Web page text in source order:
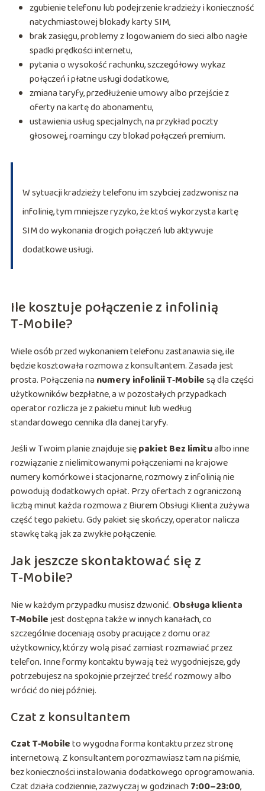
zgubienie telefonu lub podejrzenie kradzieży i konieczność
natychmiastowej blokady karty SIM,
brak zasięgu, problemy z logowaniem do sieci albo nagłe
spadki prędkości internetu,
pytania o wysokość rachunku, szczegółowy wykaz
połączeń i płatne usługi dodatkowe,
zmiana taryfy, przedłużenie umowy albo przejście z
oferty na kartę do abonamentu,
ustawienia usług specjalnych, na przykład poczty
głosowej, roamingu czy blokad połączeń premium.
W sytuacji kradzieży telefonu im szybciej zadzwonisz na
infolinię, tym mniejsze ryzyko, że ktoś wykorzysta kartę
SIM do wykonania drogich połączeń lub aktywuje
dodatkowe usługi.
Ile kosztuje połączenie z infolinią
T‑Mobile?
Wiele osób przed wykonaniem telefonu zastanawia się, ile
będzie kosztowała rozmowa z konsultantem. Zasada jest
prosta. Połączenia na numery infolinii T‑Mobilesą dla części
użytkowników bezpłatne, a w pozostałych przypadkach
operator rozlicza je z pakietu minut lub według
standardowego cennika dla danej taryfy.
Jeśli w Twoim planie znajduje siępakiet Bez limitualbo inne
rozwiązanie z nielimitowanymi połączeniami na krajowe
numery komórkowe i stacjonarne, rozmowy z infolinią nie
powodują dodatkowych opłat. Przy ofertach z ograniczoną
liczbą minut każda rozmowa z Biurem Obsługi Klienta zużywa
część tego pakietu. Gdy pakiet się skończy, operator nalicza
stawkę taką jak za zwykłe połączenie.
Jak jeszcze skontaktować się z
T‑Mobile?
Nie w każdym przypadku musisz dzwonić. Obsługa klienta
T‑Mobilejest dostępna także w innych kanałach, co
szczególnie doceniają osoby pracujące z domu oraz
użytkownicy, którzy wolą pisać zamiast rozmawiać przez
telefon. Inne formy kontaktu bywają też wygodniejsze, gdy
potrzebujesz na spokojnie przejrzeć treść rozmowy albo
wrócić do niej później.
Czat z konsultantem
Czat T‑Mobileto wygodna forma kontaktu przez stronę
internetową. Z konsultantem porozmawiasz tam na piśmie,
bez konieczności instalowania dodatkowego oprogramowania.
Czat działa codziennie, zazwyczaj w godzinach7:00–23:00,